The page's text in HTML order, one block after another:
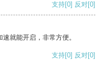
支持[0] 反对[0]
就能开启，非常方便。
支持[0] 反对[0]